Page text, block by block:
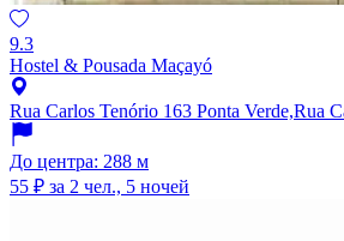
9.3
Hostel & Pousada Maçayó
Rua Carlos Tenório 163 Ponta Verde,Rua
До центра: 288 м
55 ₽ за 2 чел., 5 ночей